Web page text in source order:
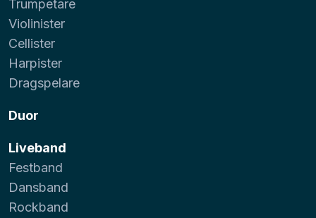
Trumpetare
Violinister
Cellister
Harpister
Dragspelare
Duor
Liveband
Festband
Dansband
Rockband